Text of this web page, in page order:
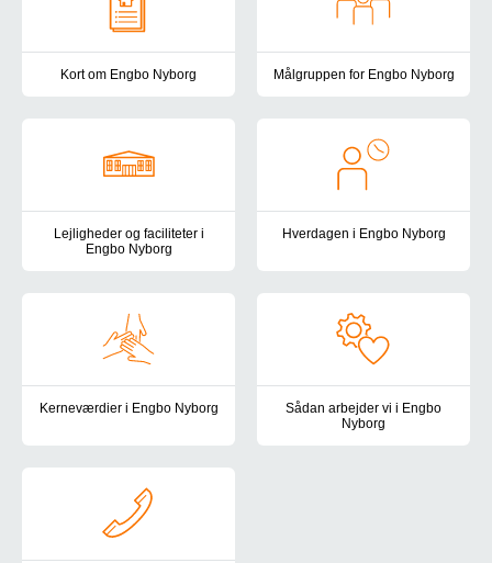
Kort om Engbo Nyborg Målgruppen for Engbo Nyborg
Lejligheder og faciliteter i
Engbo Nyborg
Hverdagen i Engbo Nyborg
Kerneværdier i Engbo Nyborg
Vores arbejde tager afsæt i socialområdets seks kerneværdier.
Sådan arbejder vi i Engbo
Nyborg